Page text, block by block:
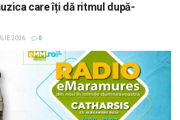
care îți dă ritmul după-
2026 0